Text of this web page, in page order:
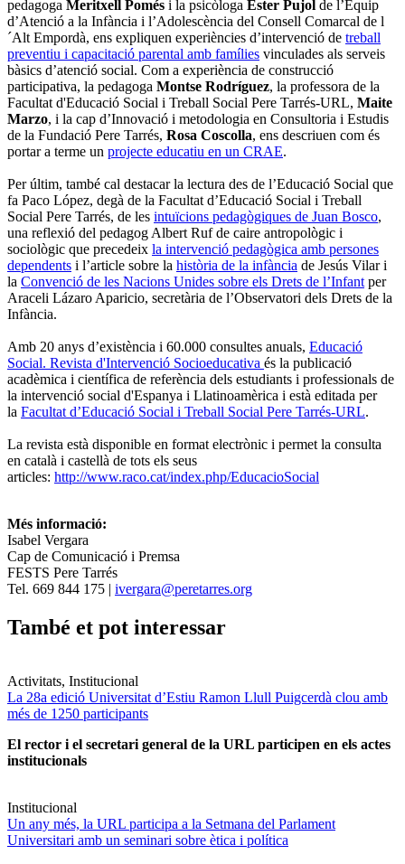
pedagoga Meritxell Pomés i la psicòloga Ester Pujol de l’Equip
d’Atenció a la Infància i l’Adolescència del Consell Comarcal de l
´Alt Empordà, ens expliquen experiències d’intervenció de treball
preventiu i capaci­tació parental amb famílies vinculades als serveis
bàsics d’atenció social. Com a experiència de construcció
participativa, la pedagoga Montse Rodríguez, la professora de la
Facultat d'Educació Social i Treball Social Pere Tarrés-URL, Maite
Marzo, i la cap d’Innovació i metodologia en Consultoria i Estudis
de la Fundació Pere Tarrés, Rosa Coscolla, ens descriuen com és
portar a terme un projecte educatiu en un CRAE.
Per últim, també cal destacar la lectura des de l’Educació Social que
fa Paco López, degà de la Facultat d’Educació Social i Treball
Social Pere Tarrés, de les intuïcions pedagògiques de Juan Bosco,
una reflexió del pedagog Albert Ruf de caire antropològic i
sociològic que precedeix la intervenció pe­dagògica amb persones
dependents i l’article sobre la història de la infància de Jesús Vilar i
la Convenció de les Nacions Unides sobre els Drets de l’Infant per
Araceli Lázaro Aparicio, secretària de l’Observatori dels Drets de la
Infància.
Amb 20 anys d’existència i 60.000 consultes anuals, Educació
Social. Revista d'Intervenció Socioeducativa és la publicació
acadèmica i científica de referència dels estudiants i professionals de
la intervenció social d'Espanya i Llatinoamèrica i està editada per
la Facultat d’Educació Social i Treball Social Pere Tarrés-URL.
La revista està disponible en format electrònic i permet la consulta
en català i castellà de tots els seus
articles: http://www.raco.cat/index.php/EducacioSocial
Més informació:
Isabel Vergara
Cap de Comunicació i Premsa
FESTS Pere Tarrés
Tel. 669 844 175 | ivergara@peretarres.org
També et pot interessar
Activitats, Institucional
La 28a edició Universitat d’Estiu Ramon Llull Puigcerdà clou amb
més de 1250 participants
El rector i el secretari general de la URL participen en els actes
institucionals
Institucional
Un any més, la URL participa a la Setmana del Parlament
Universitari amb un seminari sobre ètica i política